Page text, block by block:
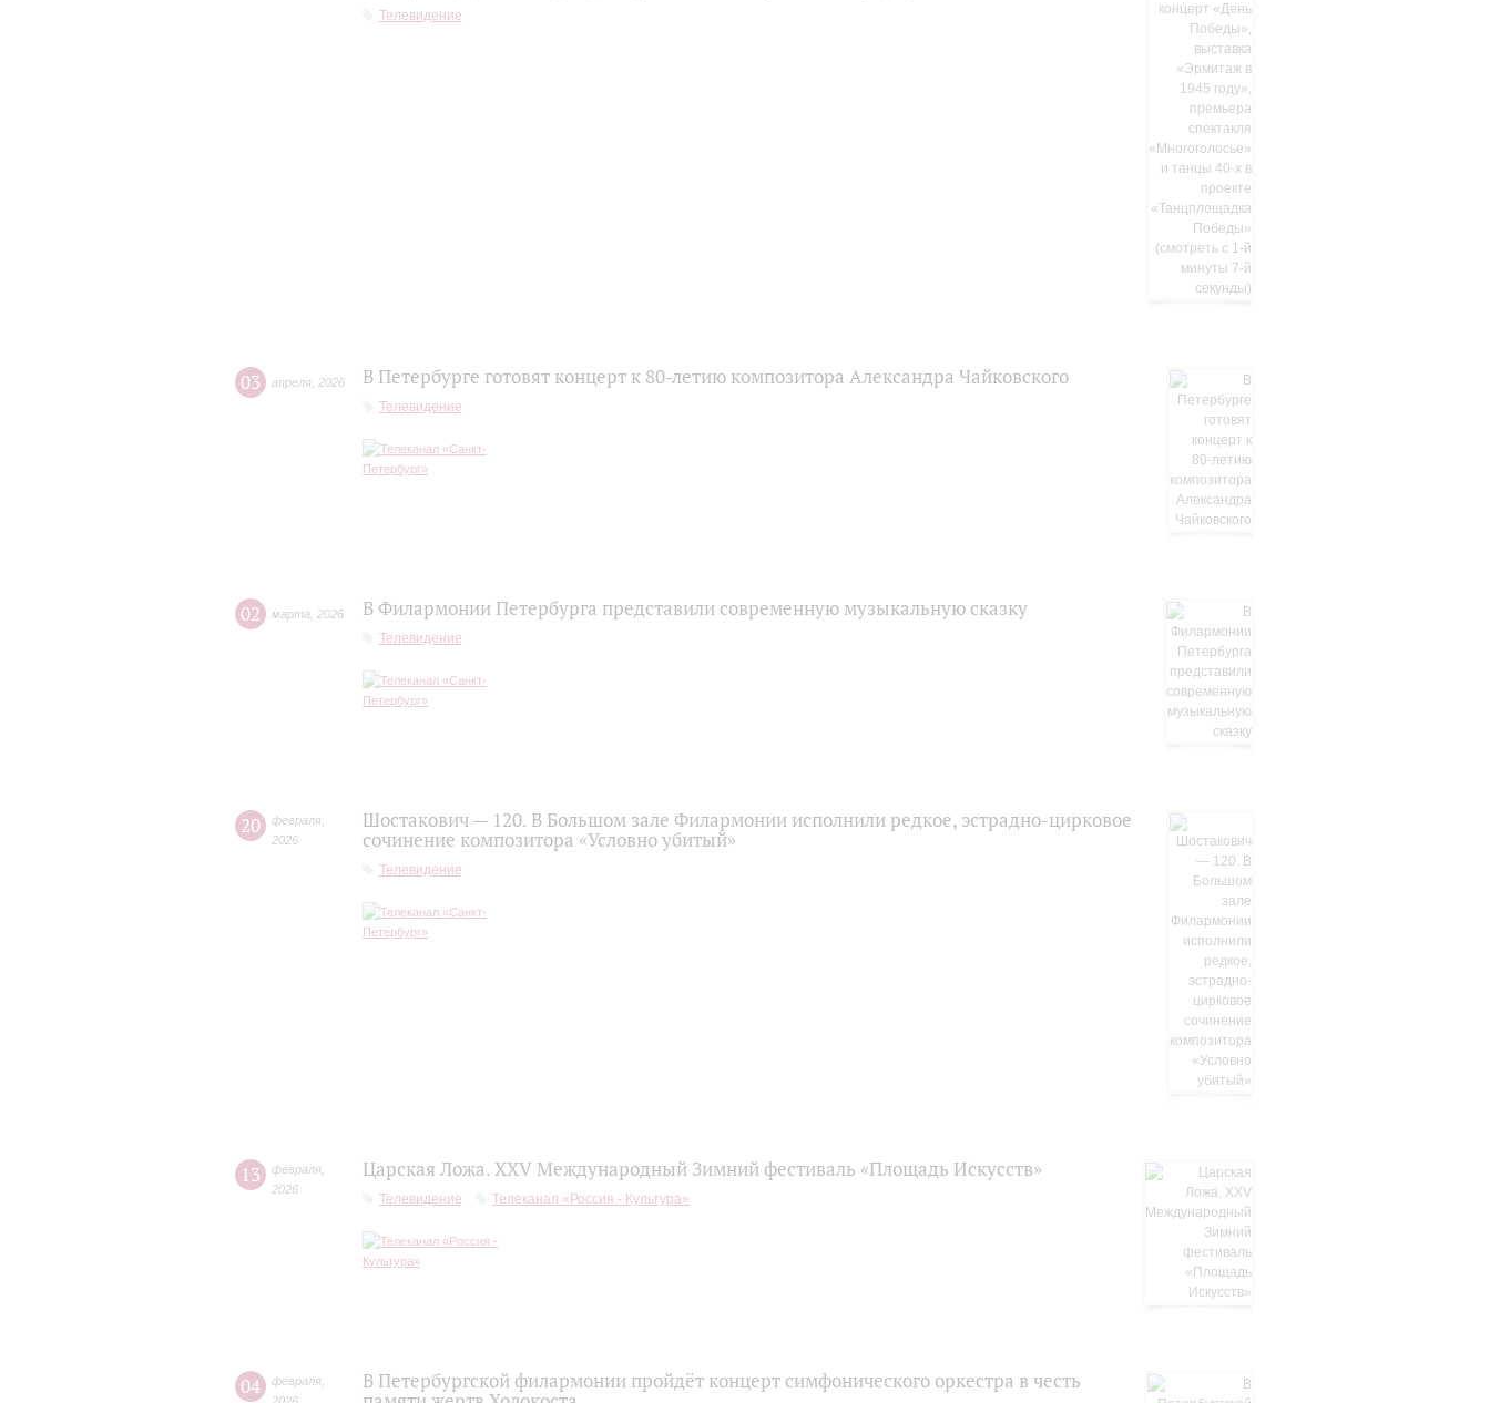
Телевидение
03 апреля 2026 В Петербурге готовят концерт к 80-летию композитора Александра Чайковского
Телевидение
02 марта 2026 В Филармонии Петербурга представили современную музыкальную сказку
Телевидение
20 февраля
2026
Шостакович — 120. В Большом зале Филармонии исполнили редкое, эстрадно-цирковое
сочинение композитора «Условно убитый»
Телевидение
13 февраля
2026
Царская Ложа. XXV Международный Зимний фестиваль «Площадь Искусств»
Телевидение Телеканал «Россия - Культура»
04 февраля
В Петербургской филармонии пройдёт концерт симфонического оркестра в честь